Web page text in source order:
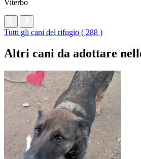
Viterbo
Tutti gli cani del rifugio ( 288 )
Altri cani da adottare